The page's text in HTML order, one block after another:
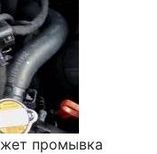
промывка